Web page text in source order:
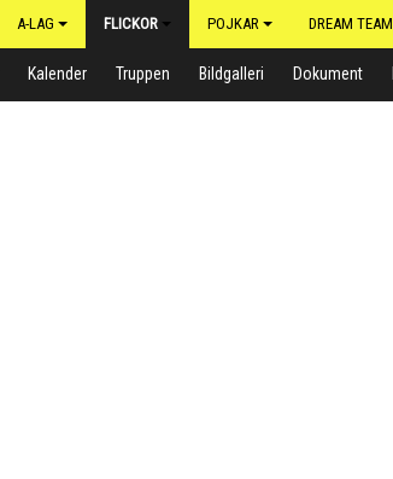
A-LAG FLICKOR POJKAR DREAM TEAM
Kalender Truppen Bildgalleri Dokument